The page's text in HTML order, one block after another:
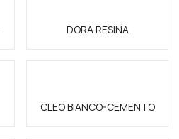
DORA RESINA
CLEO BIANCO-CEMENTO